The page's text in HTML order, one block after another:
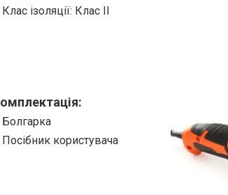
Клас ізоляції: Клас II
Болгарка
Посібник користувача